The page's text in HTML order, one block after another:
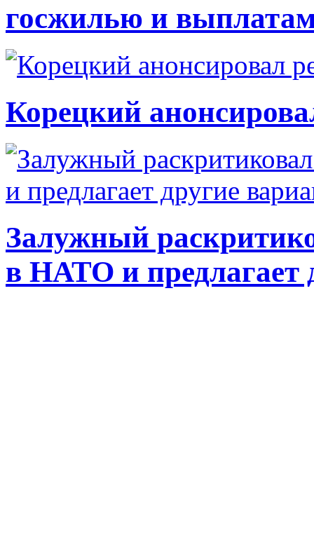
госжилью и
Корецкий
Залужный
в НАТО и предлагает